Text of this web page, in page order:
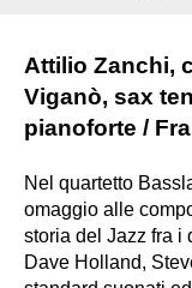
Attilio Zanchi,
Viganò, sax
pianoforte /
Nel quartetto
omaggio alle
storia del Jazz fra i
Dave Holland,